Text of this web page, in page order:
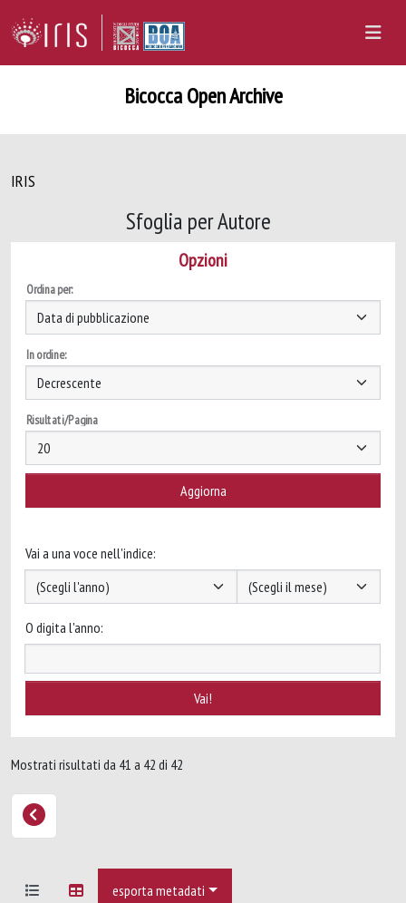
Bicocca Open Archive
IRIS
Sfoglia per Autore
Opzioni
Ordina per:
In ordine:
Risultati/Pagina
Vai a una voce nell'indice:
O digita l'anno:
Mostrati risultati da 41 a 42 di 42
esporta metadati